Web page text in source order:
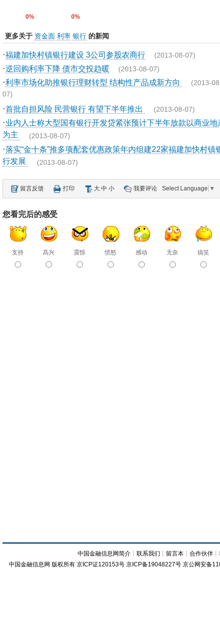
0% 0%
更多关于 资金面 利率 银行 的新闻
·福建加快村镇银行建设 3公司参股农商行 (2013-08-07)
·逆回购利率下降 债市交投趋暖 (2013-08-07)
·利率市场化助推银行理财转型 结构性产品成新方向 (2013-
07)
·首批自担风险 民营银行 有望下半年推出 (2013-08-07)
·业内人士称大型国有银行开发贷紧张预计下半年放款以商业地
为主 (2013-08-07)
·落实“金十条”推多项配套优惠政策年内组建22家福建加快村镇
行发展 (2013-08-07)
留言反馈 打印 大 中 小 我要评论 Select Language ▼
您看完后的感受
支持 高兴 震惊 愤怒 感动 无奈 搞笑
中国金融信息网简介 ┊联系我们 ┊ 留言本 ┊合作伙伴 ┊
中国金融信息网 版权所有 京ICP证120153号 京ICP备19048227号 京公网安备